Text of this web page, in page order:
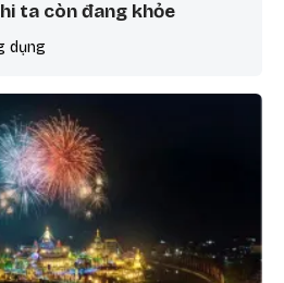
ta còn đang khỏe
dụng